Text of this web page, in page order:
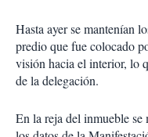
Hasta ayer se mantenían
predio que fue colocado
visión hacia el interior, lo
de la delegación.
En la reja del inmueble se